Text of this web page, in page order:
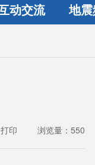
动交流 地
打印 浏览量： 550